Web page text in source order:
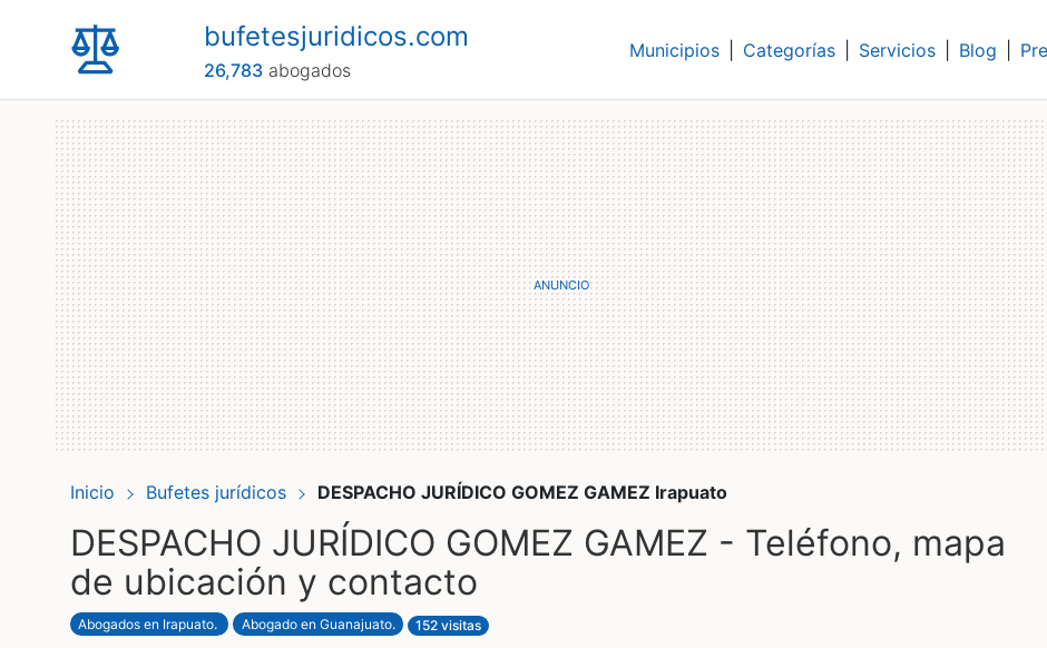
bufetesjuridicos.com
26,783abogados
Municipios Categorías Servicios Blog
Inicio Bufetes jurídicos DESPACHO JURÍDICO GOMEZ GAMEZ Irapuato
DESPACHO JURÍDICO GOMEZ GAMEZ - Teléfono, mapa
de ubicación y contacto
Abogados en Irapuato. Abogado en Guanajuato. 152 visitas